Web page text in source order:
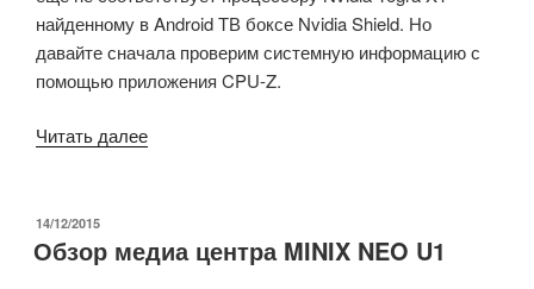
и
Antutu
7
найденному в Android ТВ боксе Nvidia Shield. Но
давайте сначала проверим системную информацию с
помощью приложения CPU-Z.
Читать далее«Xiaomi
Enhanced
ОПУБЛИКОВАНО
14/12/2015
Обзор медиа центра MINIX NEO U1